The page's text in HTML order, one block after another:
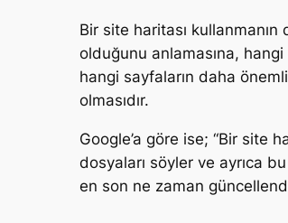
Bir site haritası kullanmanın
olduğunu anlamasına, hangi
hangi sayfaların daha
olmasıdır.
Google’a göre ise; “Bir site
dosyaları söyler ve ayrıca
en son ne zaman